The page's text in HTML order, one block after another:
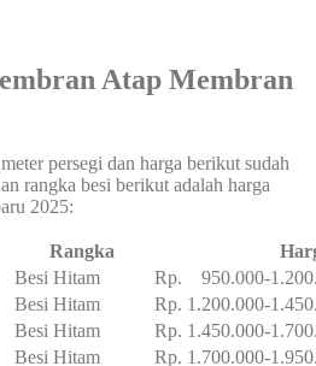
Atap Membran
persegi dan harga berikut sudah
rangka besi berikut adalah harga
2025:
Rangka
Besi Hitam
Rp. 950.000-
Besi Hitam
Rp. 1.200.000-
Besi Hitam
Rp. 1.450.000-
Besi Hitam
Rp. 1.700.000-